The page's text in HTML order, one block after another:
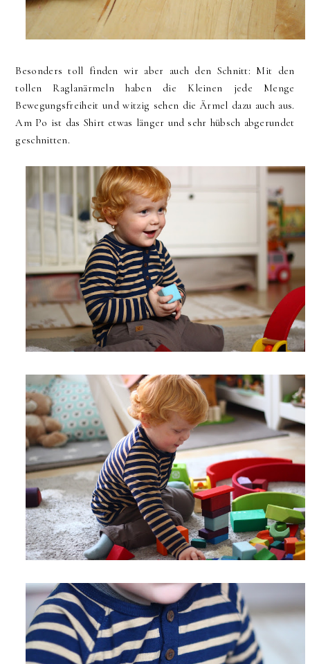
Besonders toll finden wir aber auch den Schnitt: Mit den
tollen Raglanärmeln haben die Kleinen jede Menge
Bewegungsfreiheit und witzig sehen die Ärmel dazu auch aus.
Am Po ist das Shirt etwas länger und sehr hübsch abgerundet
geschnitten.